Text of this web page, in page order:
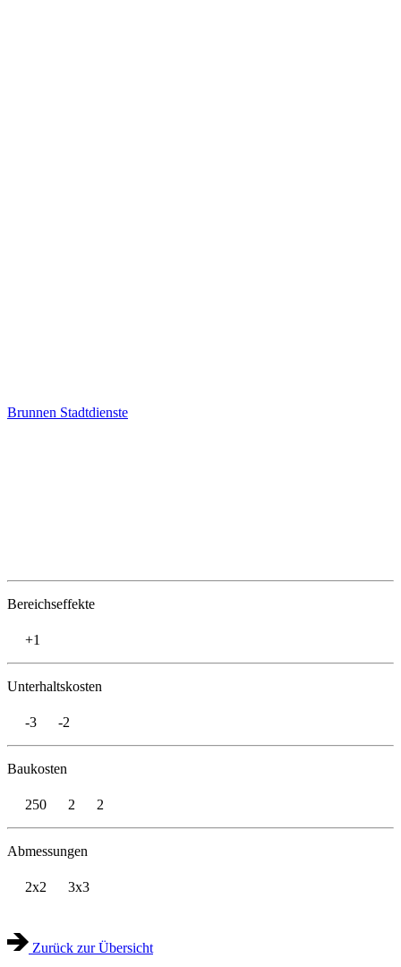
Brunnen Stadtdienste
Bereichseffekte
+1
Unterhaltskosten
-3 -2
Baukosten
250 2 2
Abmessungen
2x2 3x3
Zurück zur Übersicht